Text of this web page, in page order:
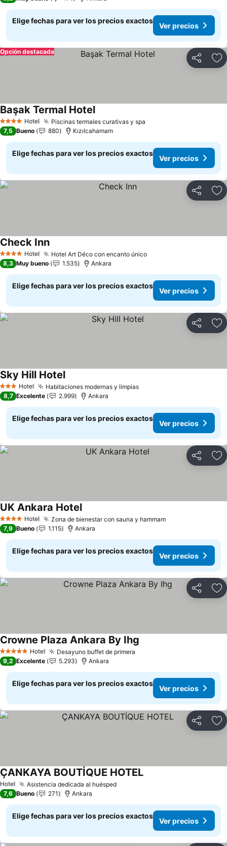
Elige fechas para ver los precios exactos
Ver precios
Compartir
Opción destacada
4 EstrellasHotel Piscinas termales curativas y spa
Başak Termal HotelVer precios
7,5 Bueno 880 Kızılcahamam
Elige fechas para ver los precios exactos
Ver precios
Compartir
4 EstrellasHotel Hotel Art Déco con encanto únicoVer precios
Check InnVer precios
8,3 Muy bueno 1.535 Ankara
Elige fechas para ver los precios exactos
Ver precios
Compartir
3 Estrellas
Hotel Habitaciones modernas y limpiasVer precios
Sky Hill HotelVer precios
8,7 Excelente 2.999 Ankara
Elige fechas para ver los precios exactos
Ver precios
Compartir
4 EstrellasHotel Zona de bienestar con sauna y hammamVer precios
UK Ankara HotelVer precios
7,9 Bueno 1.115 Ankara
Elige fechas para ver los precios exactos
Ver precios
Compartir
5 Estrellas Hotel Desayuno buffet de primera
Crowne Plaza Ankara By Ihg
9,2 Excelente 5.293 Ankara
Elige fechas para ver los precios exactos
Ver precios
Compartir
Hotel Asistencia dedicada al huéspedVer precios
ÇANKAYA BOUTİQUE HOTELVer precios
7,6 Bueno 271 Ankara
Elige fechas para ver los precios exactos
Ver precios